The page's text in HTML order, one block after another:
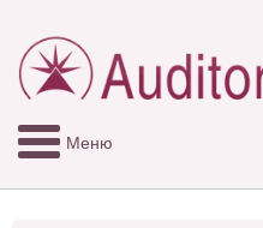
Меню